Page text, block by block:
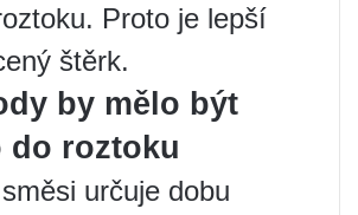
Proto je lepší
štěrk.
by mělo být
do roztoku
určuje dobu